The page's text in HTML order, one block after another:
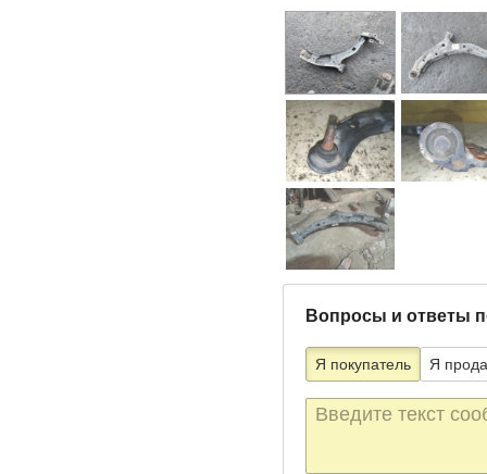
Вопросы и ответы
Я покупатель Я
Текст
сообщения